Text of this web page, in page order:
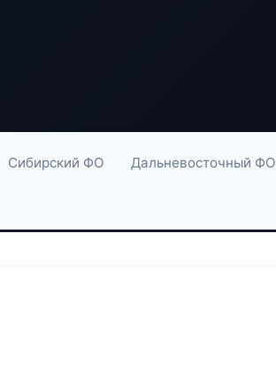
Сибирский ФО Дальневосточный ФО